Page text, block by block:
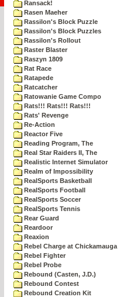
Ransack!
Rasen Maeher
Rassilon's Block Puzzle
Rassilon's Block Puzzles
Rassilon's Rollout
Raster Blaster
Raszyn 1809
Rat Race
Ratapede
Ratcatcher
Ratowanie Game Compo
Rats!!! Rats!!! Rats!!!
Rats' Revenge
Re-Action
Reactor Five
Reading Program, The
Real Star Raiders II, The
Realistic Internet Simulator
Realm of Impossibility
RealSports Basketball
RealSports Football
RealSports Soccer
RealSports Tennis
Rear Guard
Reardoor
Reaxion
Rebel Charge at Chickamauga
Rebel Fighter
Rebel Probe
Rebound (Casten, J.D.)
Rebound Contest
Rebound Creation Kit